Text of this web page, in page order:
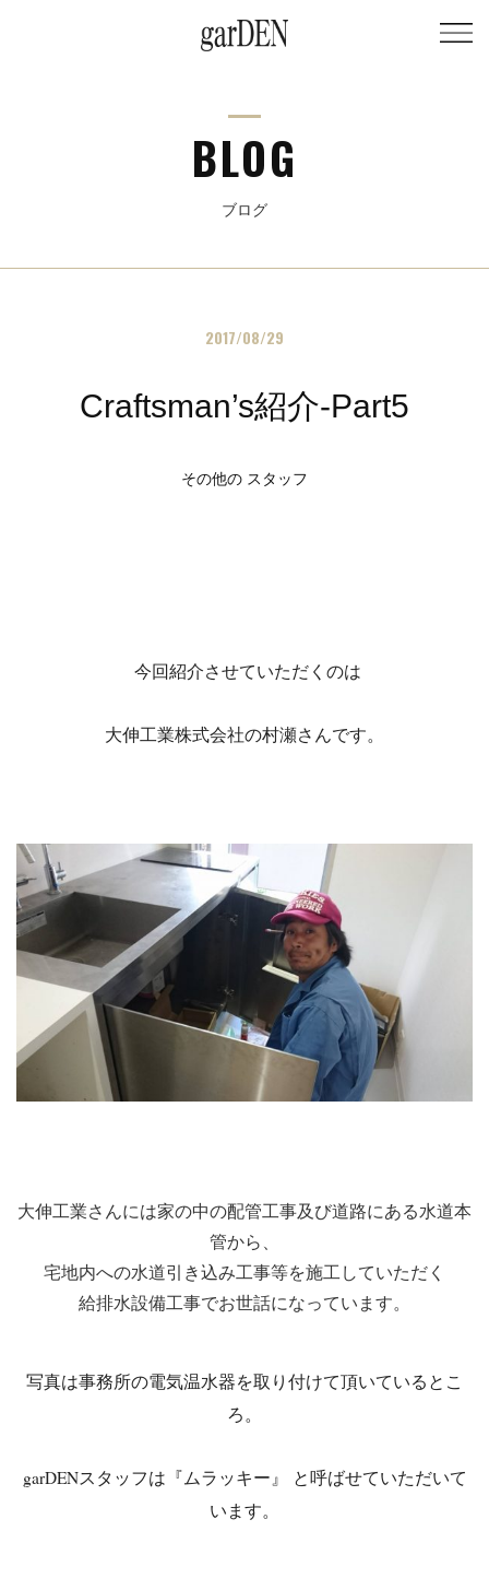
BLOG
ブログ
2017/08/29
Craftsman’s紹介-Part5
その他の スタッフ
今回紹介させていただくのは
大伸工業株式会社の村瀬さんです。
大伸工業さんには家の中の配管工事及び道路にある水道本
管から、
宅地内への水道引き込み工事等を施工していただく
給排水設備工事でお世話になっています。
写真は事務所の電気温水器を取り付けて頂いているとこ
ろ。
garDENスタッフは『ムラッキー』 と呼ばせていただいて
います。